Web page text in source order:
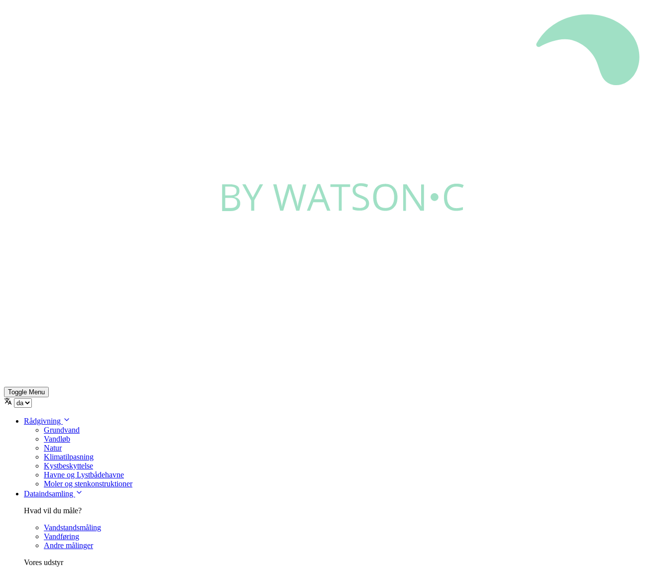
Toggle Menu
Rådgivning
Grundvand
Vandløb
Natur
Klimatilpasning
Kystbeskyttelse
Havne og Lystbådehavne
Moler og stenkonstruktioner
Dataindsamling
Hvad vil du måle?
Vandstandsmåling
Vandføring
Andre målinger
Vores udstyr